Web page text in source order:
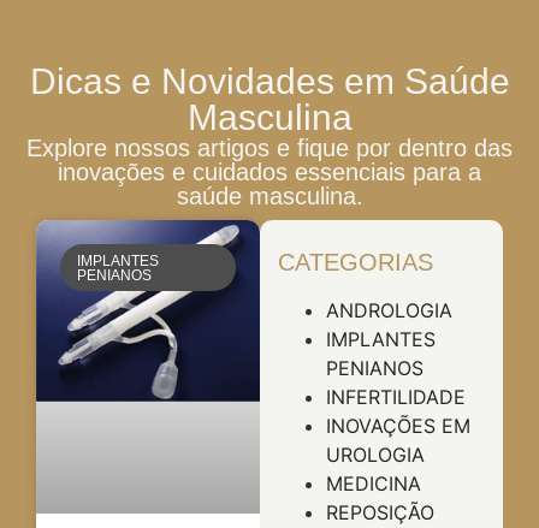
Dicas e Novidades em Saúde
Masculina
Explore nossos artigos e fique por dentro das
inovações e cuidados essenciais para a
saúde masculina.
IMPLANTES
PENIANOS
CATEGORIAS
ANDROLOGIA
IMPLANTES
PENIANOS
INFERTILIDADE
INOVAÇÕES EM
UROLOGIA
MEDICINA
REPOSIÇÃO